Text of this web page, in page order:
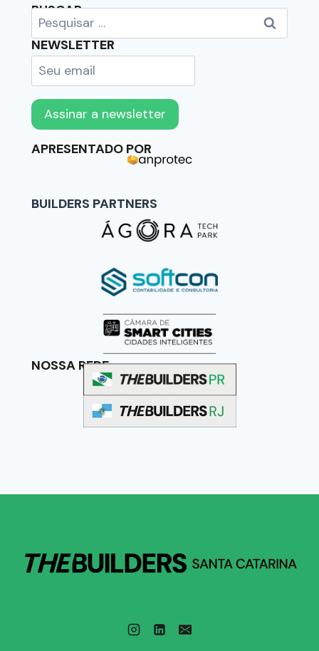
BUSCAR
NEWSLETTER
APRESENTADO POR
BUILDERS PARTNERS
NOSSA REDE